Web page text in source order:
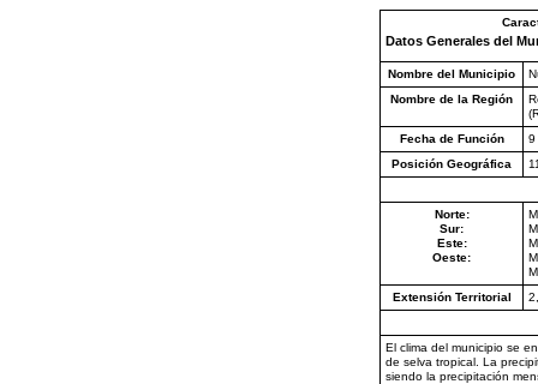
Datos Generales del
Nombre del Municipio
Nombre de la Región
Fecha de Función
9
Posición Geográfica
Norte:
Sur:
Este:
Oeste:
Extensión Territorial
El clima del municipio se
de selva tropical. La
siendo la precipitación